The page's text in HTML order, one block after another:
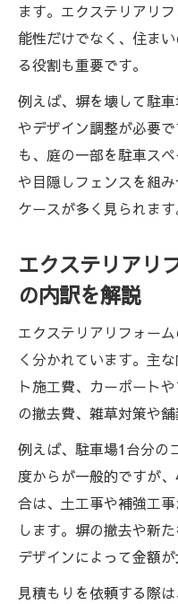
ます。エクステリアリ
能性だけでなく、住ま
る役割も重要です。
例えば、塀を壊して駐
やデザイン調整が必要
も、庭の一部を駐車ス
や目隠しフェンスを組
ケースが多く見られます
エクステリアリ
の内訳を解説
エクステリアリフォー
く分かれています。主
ト施工費、カーポート
の撤去費、雑草対策や
例えば、駐車場1台分の
度からが一般的ですが
合は、土工事や補強工
します。塀の撤去や新
デザインによって金額が
見積もりを依頼する際